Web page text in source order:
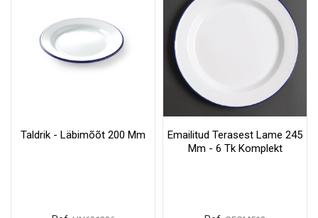
Taldrik - Läbimõõt 200 Mm
Emailitud Terasest Lame 245
Mm - 6 Tk Komplekt